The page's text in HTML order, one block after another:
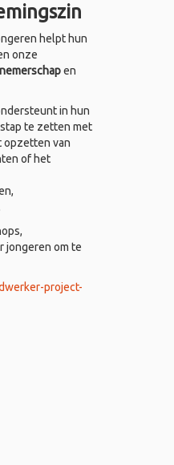
helpt hun
onze
en
in hun
te zetten met
opzetten van
of het
jongeren om te
project-